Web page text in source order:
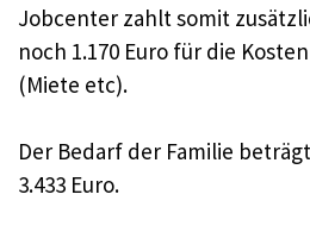
Jobcenter zahlt somit
noch 1.170 Euro für die
(Miete etc).
Der Bedarf der Familie
3.433 Euro.